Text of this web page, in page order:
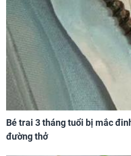
Bé trai 3 tháng tuổi bị mắc
đường thở